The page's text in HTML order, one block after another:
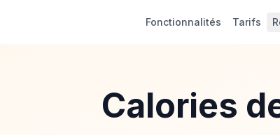
Fonctionnalités Tarifs
Calories